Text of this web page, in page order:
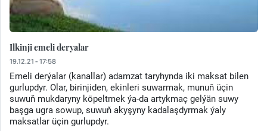
Ilkinji emeli deryalar
19.12.21 - 17:58
Emeli derýalar (kanallar) adamzat taryhynda iki maksat bilen
gurlupdyr. Olar, birinjiden, ekinleri suwarmak, munuň üçin
suwuň mukdaryny köpeltmek ýa-da artykmaç gelýän suwy
başga ugra sowup, suwuň akyşyny kadalaşdyrmak ýaly
maksatlar üçin gurlupdyr.